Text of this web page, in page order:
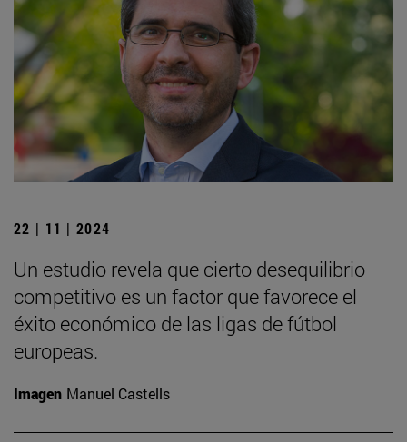
22 | 11 | 2024
Un estudio revela que cierto desequilibrio
competitivo es un factor que favorece el
éxito económico de las ligas de fútbol
europeas.
Imagen Manuel Castells